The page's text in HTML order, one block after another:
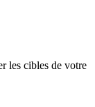
les cibles de votre